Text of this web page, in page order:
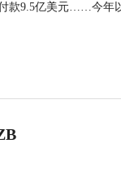
款9.5亿美元……今年